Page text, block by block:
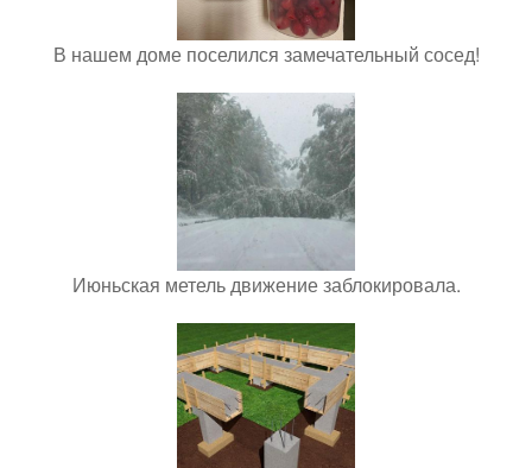
В нашем доме поселился замечательный сосед!
Июньская метель движение заблокировала.